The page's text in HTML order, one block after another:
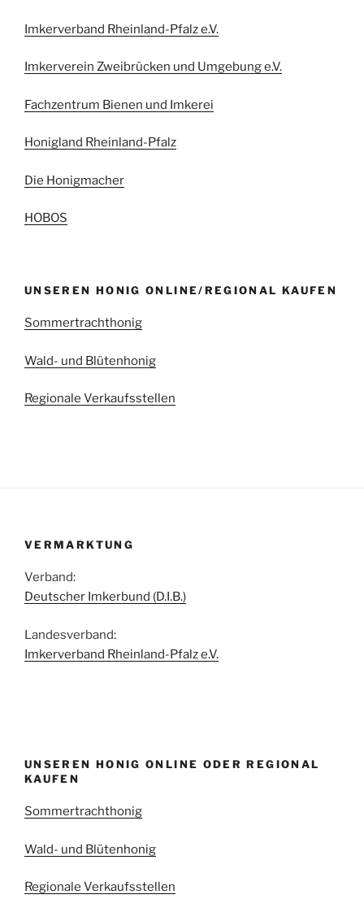
Imkerverband Rheinland-Pfalz e.V.
Imkerverein Zweibrücken und Umgebung e.V.
Fachzentrum Bienen und Imkerei
Honigland Rheinland-Pfalz
Die Honigmacher
HOBOS
UNSEREN HONIG ONLINE/REGIONAL KAUFEN
Sommertrachthonig
Wald- und Blütenhonig
Regionale Verkaufsstellen
VERMARKTUNG
Verband:
Deutscher Imkerbund (D.I.B.)
Landesverband:
Imkerverband Rheinland-Pfalz e.V.
UNSEREN HONIG ONLINE ODER REGIONAL
KAUFEN
Sommertrachthonig
Wald- und Blütenhonig
Regionale Verkaufsstellen